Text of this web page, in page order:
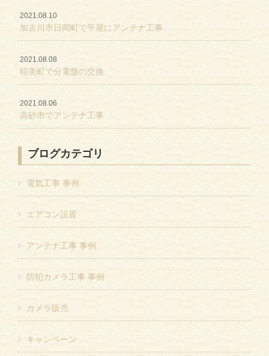
2021.08.10
加古川市日岡町で平屋にアンテナ工事
2021.08.08
稲美町で分電盤の交換
2021.08.06
高砂市でアンテナ工事
ブログカテゴリ
電気工事 事例
エアコン設置
アンテナ工事 事例
防犯カメラ工事 事例
カメラ販売
キャンペーン